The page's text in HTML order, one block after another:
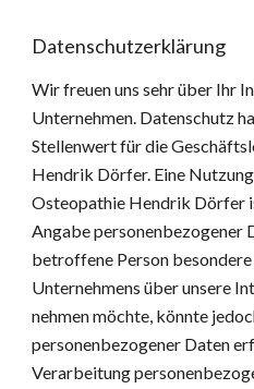
Datenschutzerklärung
Wir freuen uns sehr über Ihr
Unternehmen. Datenschutz
Stellenwert für die
Hendrik Dörfer. Eine
Osteopathie Hendrik Dörfer
Angabe personenbezogener
betroffene Person besondere
Unternehmens über unsere
nehmen möchte, könnte
personenbezogener Daten
Verarbeitung